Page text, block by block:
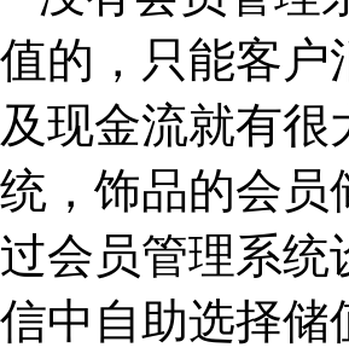
值的，只能客户
及现金流就有
统，饰品的会员
过会员管理系统
信中自助选择储